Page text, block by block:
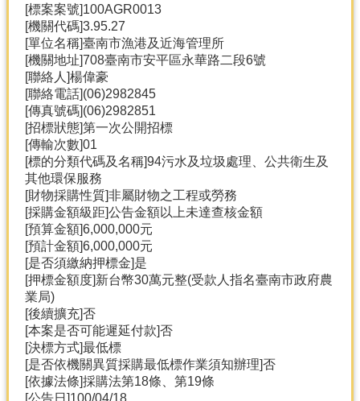
資
站
[標案案號]100AGR0013
[機關代碼]3.95.27
[單位名稱]臺南市漁港及近海管理所
[機關地址]708臺南市安平區永華路二段6號
[聯絡人]楊偉豪
[聯絡電話](06)2982845
[傳真號碼](06)2982851
[招標狀態]第一次公開招標
[傳輸次數]01
[標的分類代碼及名稱]94污水及垃圾處理、公共衛生及
其他環保服務
[財物採購性質]非屬財物之工程或勞務
[採購金額級距]公告金額以上未達查核金額
[預算金額]6,000,000元
[預計金額]6,000,000元
[是否須繳納押標金]是
[押標金額度]新台幣30萬元整(受款人指名臺南市政府農
業局)
[後續擴充]否
[本案是否可能遲延付款]否
[決標方式]最低標
[是否依機關異質採購最低標作業須知辦理]否
[依據法條]採購法第18條、第19條
[公告日]100/04/18